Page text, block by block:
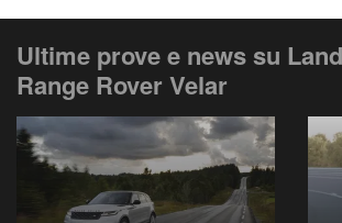
Ultime prove e news su
Range Rover Velar